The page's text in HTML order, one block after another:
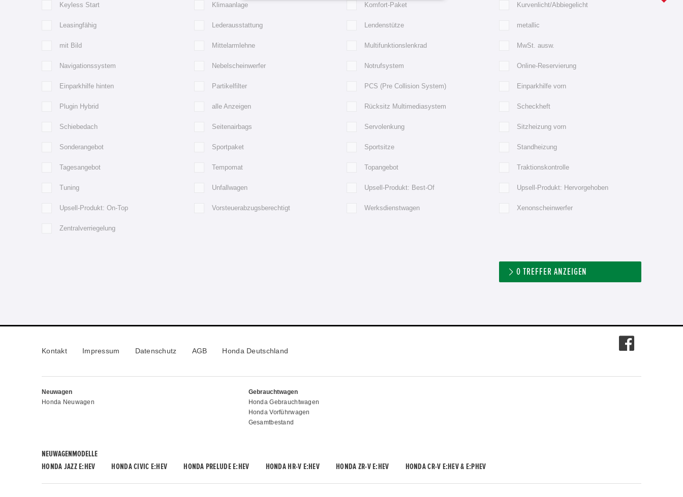
Keyless Start Klimaanlage Komfort-Paket Kurvenlicht/Abbiegelicht
Leasingfähig Lederausstattung Lendenstütze metallic
mit Bild Mittelarmlehne Multifunktionslenkrad MwSt. ausw.
Navigationssystem Nebelscheinwerfer Notrufsystem Online-Reservierung
Einparkhilfe hinten Partikelfilter PCS (Pre Collision System) Einparkhilfe vorn
Plugin Hybrid alle Anzeigen Rücksitz Multimediasystem Scheckheft
Schiebedach Seitenairbags Servolenkung Sitzheizung vorn
Sonderangebot Sportpaket Sportsitze Standheizung
Tagesangebot Tempomat Topangebot Traktionskontrolle
Tuning Unfallwagen Upsell-Produkt: Best-Of Upsell-Produkt: Hervorgehoben
Upsell-Produkt: On-Top Vorsteuerabzugsberechtigt Werksdienstwagen Xenonscheinwerfer
Zentralverriegelung
0 TREFFER ANZEIGEN
Kontakt Impressum Datenschutz AGB Honda Deutschland
Neuwagen
Honda Neuwagen
Gebrauchtwagen
Honda Gebrauchtwagen
Honda Vorführwagen
Gesamtbestand
NEUWAGENMODELLE
HONDA JAZZ E:HEV
HONDA CIVIC E:HEV HONDA PRELUDE E:HEV HONDA HR-V E:HEV HONDA ZR-V E:HEV HONDA CR-V E:HEV & E:PHEV